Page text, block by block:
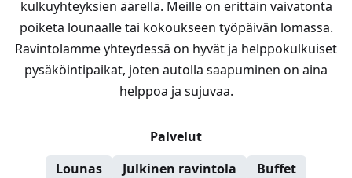
kulkuyhteyksien äärellä. Meille on erittäin vaivatonta
poiketa lounaalle tai kokoukseen työpäivän lomassa.
Ravintolamme yhteydessä on hyvät ja helppokulkuiset
pysäköintipaikat, joten autolla saapuminen on aina
helppoa ja sujuvaa.
Palvelut
Lounas
Julkinen ravintola
Buffet